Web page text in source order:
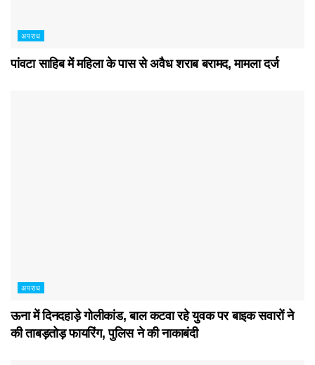
अपराध
पांवटा साहिब में महिला के पास से अवैध शराब बरामद, मामला दर्ज
अपराध
ऊना में दिनदहाड़े गोलीकांड, बाल कटवा रहे युवक पर बाइक सवारों ने
की ताबड़तोड़ फायरिंग, पुलिस ने की नाकाबंदी